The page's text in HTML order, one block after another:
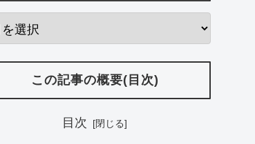
この記事の概要(目次)
目次